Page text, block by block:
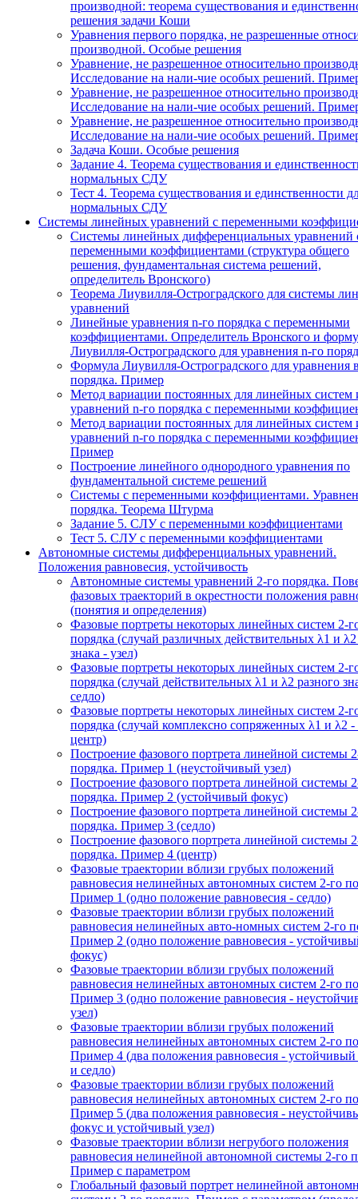
производной: теорема существования и
решения задачи Коши
Уравнения первого порядка, не разрешенные
производной. Особые решения
Уравнение, не разрешенное относительно
Исследование на нали-чие особых решений.
Уравнение, не разрешенное относительно
Исследование на нали-чие особых решений.
Уравнение, не разрешенное относительно
Исследование на нали-чие особых решений.
Задача Коши. Особые решения
Задание 4. Теорема существования и
нормальных СДУ
Тест 4. Теорема существования и единственности
нормальных СДУ
Системы линейных уравнений с переменными
Системы линейных дифференциальных уравнений
переменными коэффициентами (структура общего
решения, фундаментальная система решений,
определитель Вронского)
Теорема Лиувилля-Остроградского для системы
уравнений
Линейные уравнения n-го порядка с переменными
коэффициентами. Определитель Вронского и
Лиувилля-Остроградского для уравнения n-го
Формула Лиувилля-Остроградского для уравнения
порядка. Пример
Метод вариации постоянных для линейных систем
уравнений n-го порядка с переменными
Метод вариации постоянных для линейных систем
уравнений n-го порядка с переменными
Пример
Построение линейного однородного уравнения по
фундаментальной системе решений
Системы с переменными коэффициентами.
порядка. Теорема Штурма
Задание 5. СЛУ с переменными коэффициентами
Тест 5. СЛУ с переменными коэффициентами
Автономные системы дифференциальных уравнений.
Положения равновесия, устойчивость
Автономные системы уравнений 2-го порядка.
фазовых траекторий в окрестности положения
(понятия и определения)
Фазовые портреты некоторых линейных систем 2-
порядка (случай различных действительных λ1 и
знака - узел)
Фазовые портреты некоторых линейных систем 2-
порядка (случай действительных λ1 и λ2 разного
седло)
Фазовые портреты некоторых линейных систем 2-
порядка (случай комплексно сопряженных λ1 и λ2 -
центр)
Построение фазового портрета линейной системы
порядка. Пример 1 (неустойчивый узел)
Построение фазового портрета линейной системы
порядка. Пример 2 (устойчивый фокус)
Построение фазового портрета линейной системы
порядка. Пример 3 (седло)
Построение фазового портрета линейной системы
порядка. Пример 4 (центр)
Фазовые траектории вблизи грубых положений
равновесия нелинейных автономных систем 2-го
Пример 1 (одно положение равновесия - седло)
Фазовые траектории вблизи грубых положений
равновесия нелинейных авто-номных систем 2-го
Пример 2 (одно положение равновесия -
фокус)
Фазовые траектории вблизи грубых положений
равновесия нелинейных автономных систем 2-го
Пример 3 (одно положение равновесия -
узел)
Фазовые траектории вблизи грубых положений
равновесия нелинейных автономных систем 2-го
Пример 4 (два положения равновесия -
и седло)
Фазовые траектории вблизи грубых положений
равновесия нелинейных автономных систем 2-го
Пример 5 (два положения равновесия -
фокус и устойчивый узел)
Фазовые траектории вблизи негрубого положения
равновесия нелинейной автономной системы 2-го
Пример с параметром
Глобальный фазовый портрет нелинейной